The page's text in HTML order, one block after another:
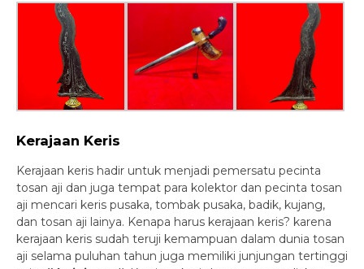
Kerajaan Keris
Kerajaan keris hadir untuk menjadi pemersatu pecinta
tosan aji dan juga tempat para kolektor dan pecinta tosan
aji mencari keris pusaka, tombak pusaka, badik, kujang,
dan tosan aji lainya. Kenapa harus kerajaan keris? karena
kerajaan keris sudah teruji kemampuan dalam dunia tosan
aji selama puluhan tahun juga memiliki junjungan tertinggi